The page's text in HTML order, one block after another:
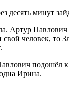
десять минут
Артур
человек, то
подошёл
Ирина.